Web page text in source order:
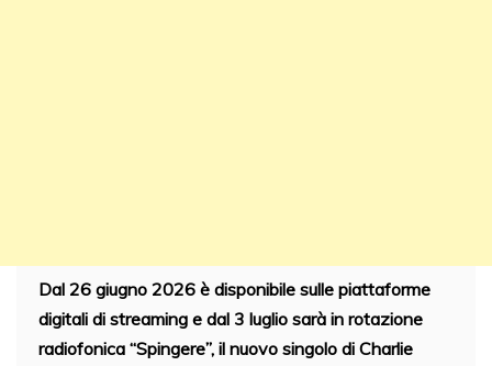
Dal 26 giugno 2026 è disponibile sulle piattaforme
digitali di streaming e dal 3 luglio sarà in rotazione
radiofonica “Spingere”, il nuovo singolo di Charlie